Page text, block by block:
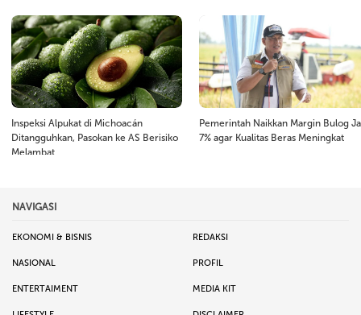
Inspeksi Alpukat di Michoacán
Ditangguhkan, Pasokan ke AS Berisiko
Melambat
Pemerintah Naikkan Margin Bulog
7% agar Kualitas Beras Meningkat
NAVIGASI
EKONOMI & BISNIS REDAKSI
NASIONAL PROFIL
ENTERTAIMENT MEDIA KIT